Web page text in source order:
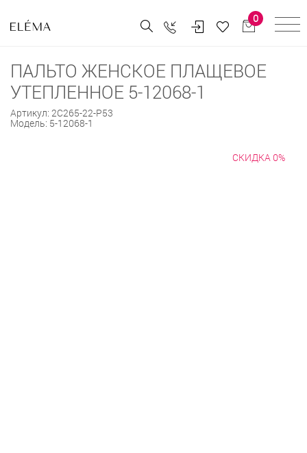
0
ПАЛЬТО ЖЕНСКОЕ ПЛАЩЕВОЕ
УТЕПЛЕННОЕ 5-12068-1
Артикул: 2С265-22-Р53
Модель: 5-12068-1
СКИДКА 0%